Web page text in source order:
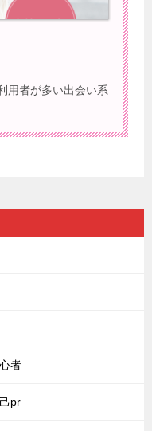
用者が多い出会い系
者
pr